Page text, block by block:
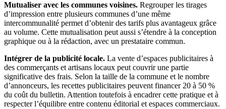
Mutualiser avec les communes voisines. Regrouper les tirages
d’impression entre plusieurs communes d’une même
intercommunalité permet d’obtenir des tarifs plus avantageux grâce
au volume. Cette mutualisation peut aussi s’étendre à la conception
graphique ou à la rédaction, avec un prestataire commun.
Intégrer de la publicité locale. La vente d’espaces publicitaires à
des commerçants et artisans locaux peut couvrir une partie
significative des frais. Selon la taille de la commune et le nombre
d’annonceurs, les recettes publicitaires peuvent financer 20 à 50 %
du coût du bulletin. Attention toutefois à encadrer cette pratique et à
respecter l’équilibre entre contenu éditorial et espaces commerciaux.